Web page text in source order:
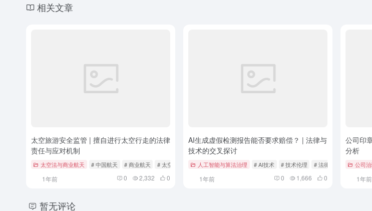
相关文章
太空旅游安全监管 | 擅自进行太空行走的法律
责任与应对机制
太空法与商业航天 # 中国航天 # 商业航天 # 太空法
1年前 0 2,332 0
AI生成虚假检测报告能否要求赔偿？ | 法律与
技术的交叉探讨
人工智能与算法治理 # AI技术 # 技术伦理 # 法律挑战
1年前 0 1,666 0
公司印
分析
公司
1年前
暂无评论